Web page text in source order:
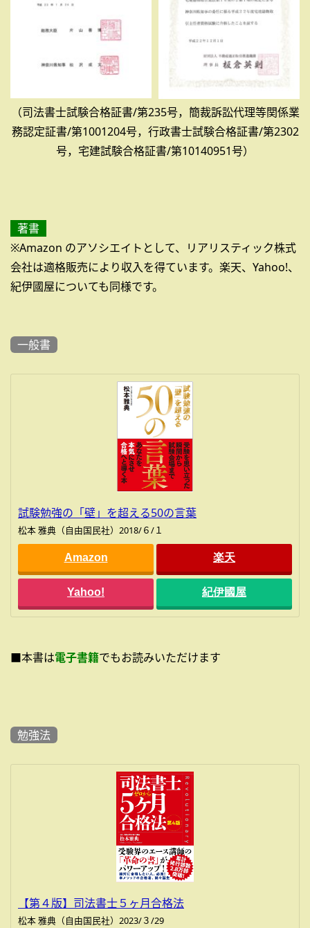
（司法書士試験合格証書/第235号，簡裁訴訟代理等関係業
務認定証書/第1001204号，行政書士試験合格証書/第2302
号，宅建試験合格証書/第10140951号）
著書
※Amazon のアソシエイトとして、リアリスティック株式
会社は適格販売により収入を得ています。楽天、Yahoo!、
紀伊國屋についても同様です。
一般書
試験勉強の「壁」を超える50の言葉
松本 雅典（自由国民社）2018/６/１
Amazon 楽天
Yahoo! 紀伊國屋
■本書は電子書籍でもお読みいただけます
勉強法
【第４版】司法書士５ヶ月合格法
松本 雅典（自由国民社）2023/３/29